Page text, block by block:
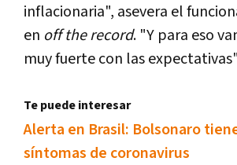
inflacionaria", asevera el
en off the record. "Y para eso
muy fuerte con las
Te puede interesar
Alerta en Brasil: Bolsonaro
síntomas de coronavirus